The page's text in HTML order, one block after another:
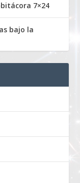
7×24
bajo la